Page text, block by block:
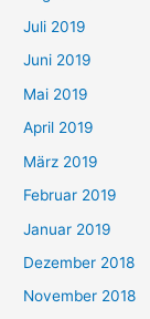
Juli 2019
Juni 2019
Mai 2019
April 2019
März 2019
Februar 2019
Januar 2019
Dezember 2018
November 2018